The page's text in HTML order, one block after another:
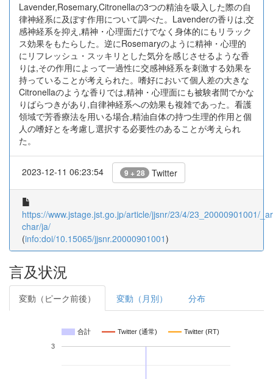
Lavender,Rosemary,Citronellaの3つの精油を吸入した際の自
律神経系に及ぼす作用について調べた。Lavenderの香りは,交
感神経系を抑え,精神・心理面だけでなく身体的にもリラック
ス効果をもたらした。逆にRosemaryのように精神・心理的
にリフレッシュ・スッキリとした気分を感じさせるような香
りは,その作用によって一過性に交感神経系を刺激する効果を
持っていることが考えられた。嗜好において個人差の大きな
Citronellaのような香りでは,精神・心理面にも被験者間でかな
りばらつきがあり,自律神経系への効果も複雑であった。看護
領域で芳香療法を用いる場合,精油自体の持つ生理的作用と個
人の嗜好とを考慮し選択する必要性のあることが考えられ
た。
2023-12-11 06:23:54 9 + 28 Twitter
https://www.jstage.jst.go.jp/article/jjsnr/23/4/23_20000901001/
char/ja/
(info:doi/10.15065/jjsnr.20000901001)
言及状況
変動（ピーク前後） 変動（月別） 分布
合計 Twitter (通常) Twitter (RT)
3